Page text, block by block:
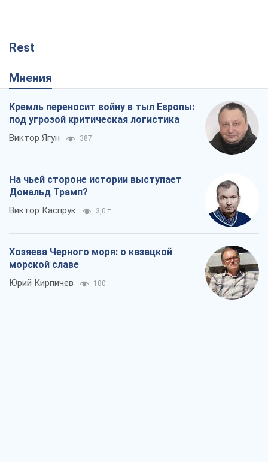
Rest
Мнения
Кремль переносит войну в тыл Европы:
под угрозой критическая логистика
Виктор Ягун 387
На чьей стороне истории выступает
Дональд Трамп?
Виктор Каспрук 3,0 т.
Хозяева Черного моря: о казацкой
морской славе
Юрий Кирпичев 180